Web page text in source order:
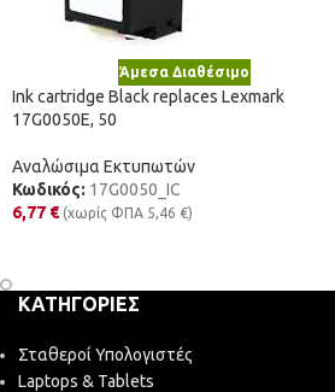
Άμεσα Διαθέσιμο
Ink cartridge Black replaces Lexmark
17G0050E, 50
Αναλώσιμα Εκτυπωτών
Κωδικός: 17G0050_IC
6,77 € (χωρίς ΦΠΑ 5,46 €)
ΚΑΤΗΓΟΡΊΕΣ
Σταθεροί Υπολογιστές
Laptops & Tablets